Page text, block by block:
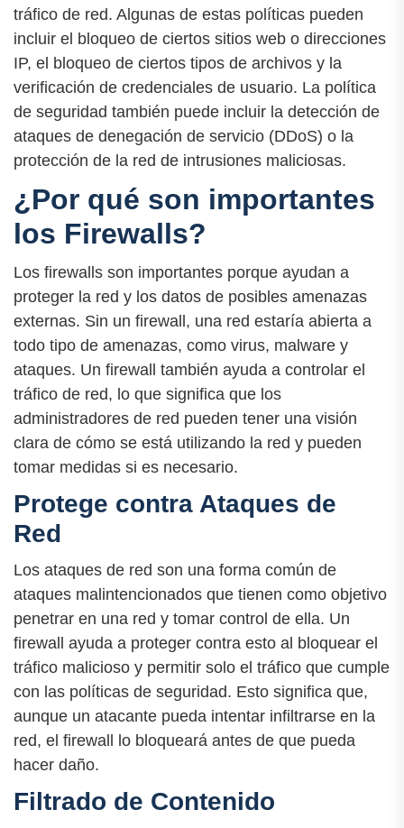
tráfico de red. Algunas de estas políticas pueden
incluir el bloqueo de ciertos sitios web o direcciones
IP, el bloqueo de ciertos tipos de archivos y la
verificación de credenciales de usuario. La política
de seguridad también puede incluir la detección de
ataques de denegación de servicio (DDoS) o la
protección de la red de intrusiones maliciosas.
¿Por qué son importantes
los Firewalls?
Los firewalls son importantes porque ayudan a
proteger la red y los datos de posibles amenazas
externas. Sin un firewall, una red estaría abierta a
todo tipo de amenazas, como virus, malware y
ataques. Un firewall también ayuda a controlar el
tráfico de red, lo que significa que los
administradores de red pueden tener una visión
clara de cómo se está utilizando la red y pueden
tomar medidas si es necesario.
Protege contra Ataques de
Red
Los ataques de red son una forma común de
ataques malintencionados que tienen como objetivo
penetrar en una red y tomar control de ella. Un
firewall ayuda a proteger contra esto al bloquear el
tráfico malicioso y permitir solo el tráfico que cumple
con las políticas de seguridad. Esto significa que,
aunque un atacante pueda intentar infiltrarse en la
red, el firewall lo bloqueará antes de que pueda
hacer daño.
Filtrado de Contenido